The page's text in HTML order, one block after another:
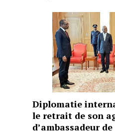
Diplomatie
le retrait de son
d’ambassadeur